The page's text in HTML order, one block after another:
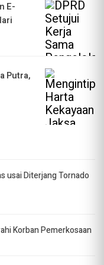
E-
Putra,
usai Diterjang Tornado
Korban Pemerkosaan